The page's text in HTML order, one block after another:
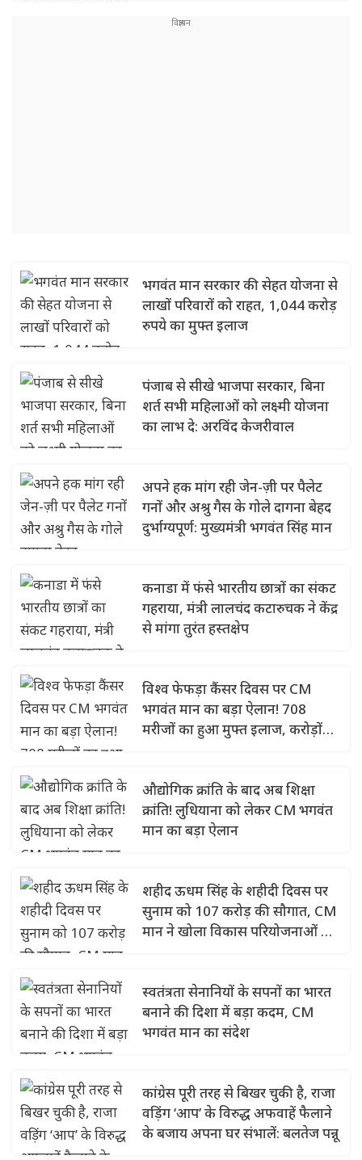
भगवंत मान सरकार की सेहत योजना से
लाखों परिवारों को राहत, 1,044 करोड़
रुपये का मुफ्त इलाज
पंजाब से सीखे भाजपा सरकार, बिना
शर्त सभी महिलाओं को लक्ष्मी योजना
का लाभ दे: अरविंद केजरीवाल
अपने हक मांग रही जेन-ज़ी पर पैलेट
गनों और अश्रु गैस के गोले दागना बेहद
दुर्भाग्यपूर्ण: मुख्यमंत्री भगवंत सिंह मान
कनाडा में फंसे भारतीय छात्रों का संकट
गहराया, मंत्री लालचंद कटारुचक ने केंद्र
से मांगा तुरंत हस्तक्षेप
विश्व फेफड़ा कैंसर दिवस पर CM
भगवंत मान का बड़ा ऐलान! 708
मरीजों का हुआ मुफ्त इलाज, करोड़ों
औद्योगिक क्रांति के बाद अब शिक्षा
क्रांति! लुधियाना को लेकर CM भगवंत
मान का बड़ा ऐलान
शहीद ऊधम सिंह के शहीदी दिवस पर
सुनाम को 107 करोड़ की सौगात, CM
मान ने खोला विकास परियोजनाओं का
स्वतंत्रता सेनानियों के सपनों का भारत
बनाने की दिशा में बड़ा कदम, CM
भगवंत मान का संदेश
कांग्रेस पूरी तरह से बिखर चुकी है, राजा
वड़िंग ‘आप’ के विरुद्ध अफवाहें फैलाने
के बजाय अपना घर संभालें: बलतेज पन्नू